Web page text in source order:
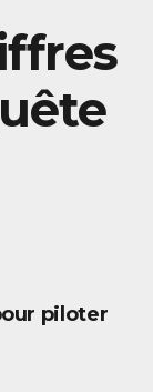
piloter